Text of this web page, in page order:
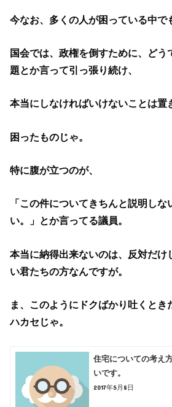
今なお、多くの人が困っている中で
国会では、政権を倒すために、ど
題とか言って引っ張り続け、
本当にしなければいけないことは置
困ったものじゃ。
特に腹が立つのが、
「この件についてきちんと説明し
い。」とか言ってる議員。
本当に納得出来ないのは、反対だけ
い君たちの方なんですが。
ま、このようにドクばかり吐くとき
ハカセじゃ。
住宅についての考え
いです。
2017年5月8日